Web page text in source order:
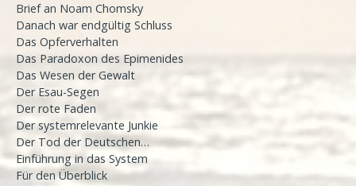
Brief an Noam Chomsky
Danach war endgültig Schluss
Das Opferverhalten
Das Paradoxon des Epimenides
Das Wesen der Gewalt
Der Esau-Segen
Der rote Faden
Der systemrelevante Junkie
Der Tod der Deutschen…
Einführung in das System
Für den Überblick